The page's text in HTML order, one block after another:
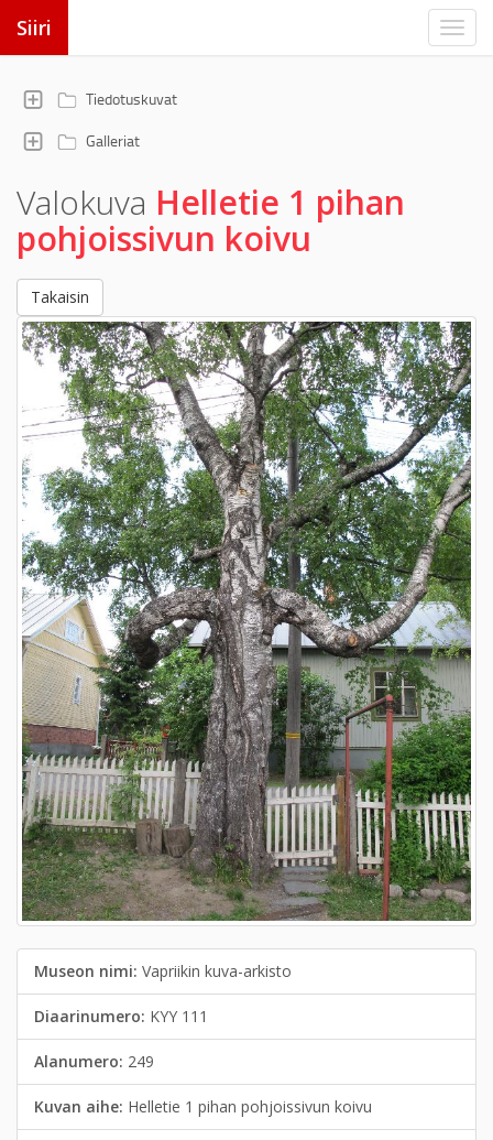
Siiri
Tiedotuskuvat
Galleriat
Valokuva Helletie 1 pihan
pohjoissivun koivu
Takaisin
Museon nimi: Vapriikin kuva-arkisto
Diaarinumero: KYY 111
Alanumero: 249
Kuvan aihe: Helletie 1 pihan pohjoissivun koivu